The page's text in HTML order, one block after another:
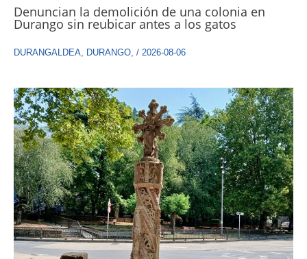
Denuncian la demolición de una colonia en
Durango sin reubicar antes a los gatos
DURANGALDEA, DURANGO, / 2026-08-06